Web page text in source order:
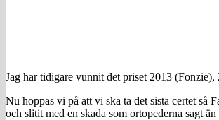
Jag har tidigare vunnit det priset 2013
Nu hoppas vi på att vi ska ta det sista certet så
och slitit med en skada som ortopederna sagt